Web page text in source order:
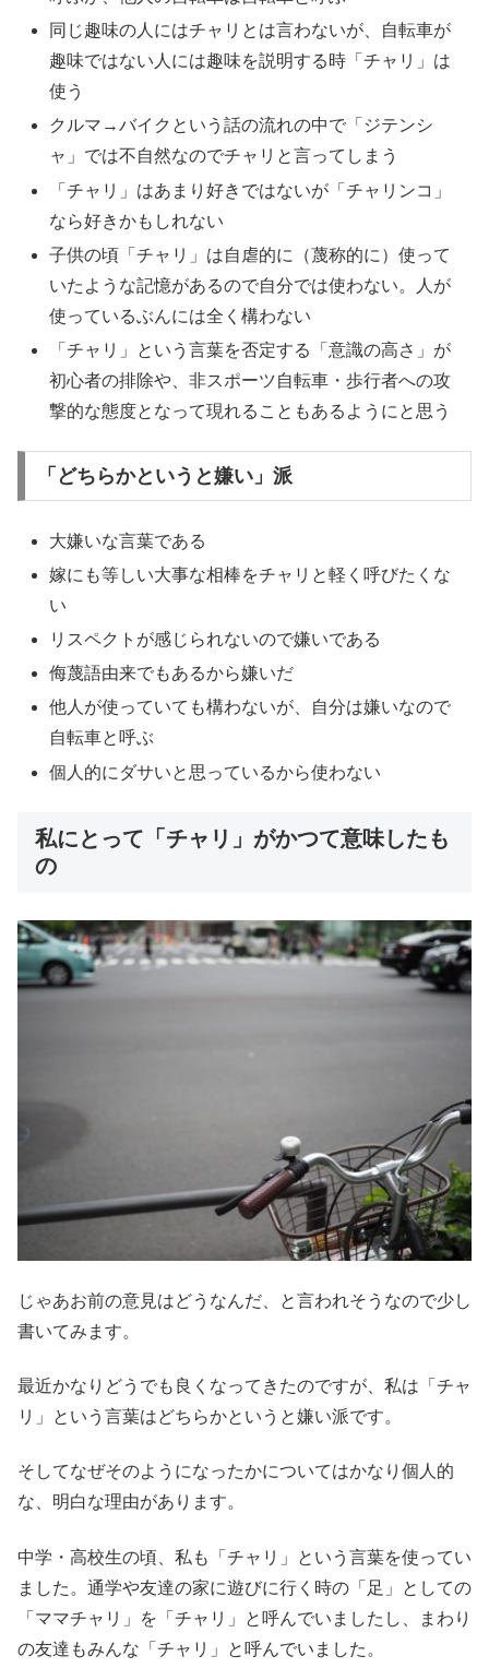
同じ趣味の人にはチャリとは言わないが、自転車が
趣味ではない人には趣味を説明する時「チャリ」は
使う
クルマ→バイクという話の流れの中で「ジテンシ
ャ」では不自然なのでチャリと言ってしまう
「チャリ」はあまり好きではないが「チャリンコ」
なら好きかもしれない
子供の頃「チャリ」は自虐的に（蔑称的に）使って
いたような記憶があるので自分では使わない。人が
使っているぶんには全く構わない
「チャリ」という言葉を否定する「意識の高さ」が
初心者の排除や、非スポーツ自転車・歩行者への攻
撃的な態度となって現れることもあるようにと思う
「どちらかというと嫌い」派
大嫌いな言葉である
嫁にも等しい大事な相棒をチャリと軽く呼びたくな
い
リスペクトが感じられないので嫌いである
侮蔑語由来でもあるから嫌いだ
他人が使っていても構わないが、自分は嫌いなので
自転車と呼ぶ
個人的にダサいと思っているから使わない
私にとって「チャリ」がかつて意味したも
の
じゃあお前の意見はどうなんだ、と言われそうなので少し
書いてみます。
最近かなりどうでも良くなってきたのですが、私は「チャ
リ」という言葉はどちらかというと嫌い派です。
そしてなぜそのようになったかについてはかなり個人的
な、明白な理由があります。
中学・高校生の頃、私も「チャリ」という言葉を使ってい
ました。通学や友達の家に遊びに行く時の「足」としての
「ママチャリ」を「チャリ」と呼んでいましたし、まわり
の友達もみんな「チャリ」と呼んでいました。